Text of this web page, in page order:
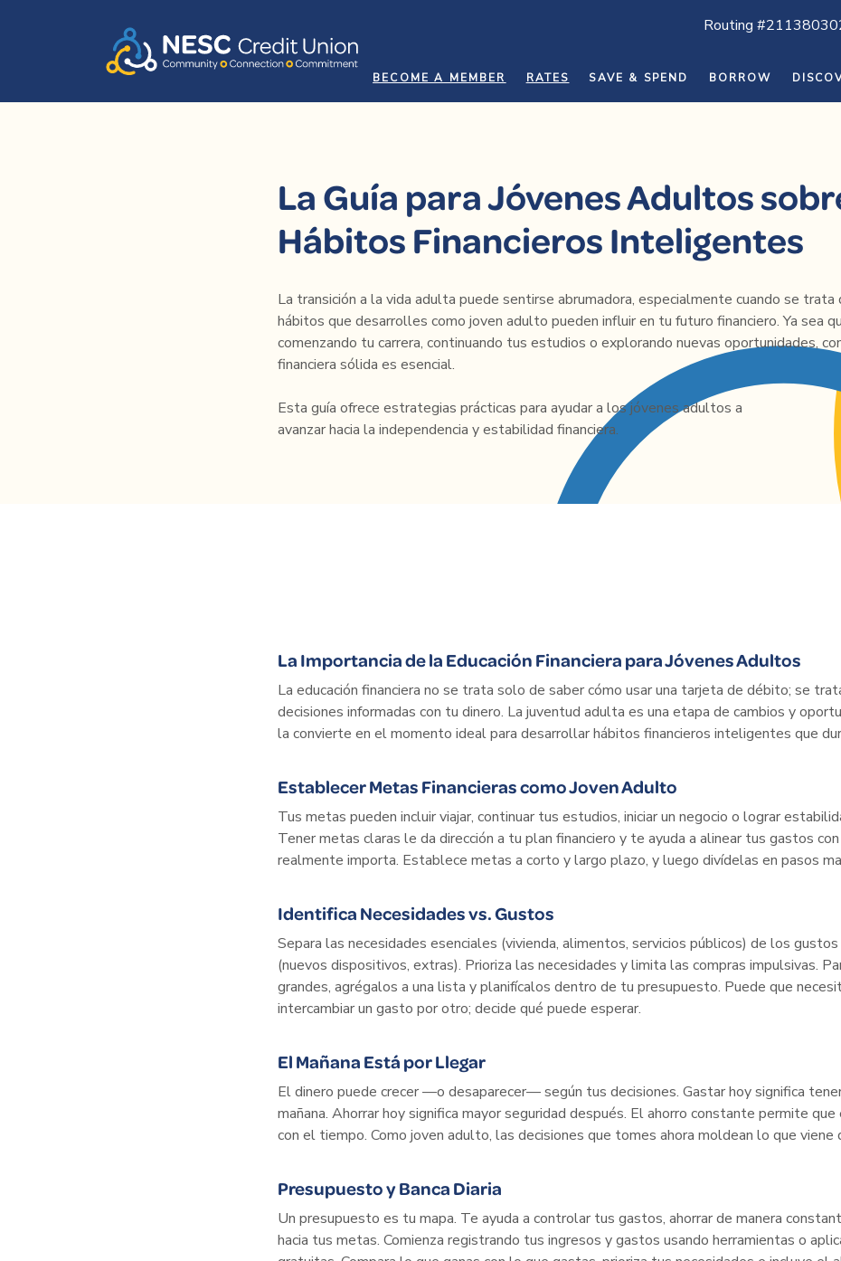
Routing
BECOME A MEMBER RATES SAVE & SPEND BORROW
La Guía para Jóvenes Adultos
Hábitos Financieros Inteligentes
La transición a la vida adulta puede sentirse abrumadora, especialmente cuando se trata
hábitos que desarrolles como joven adulto pueden influir en tu futuro financiero. Ya sea
comenzando tu carrera, continuando tus estudios o explorando nuevas oportunidades,
financiera sólida es esencial.
Esta guía ofrece estrategias prácticas para ayudar a los jóvenes adultos a
avanzar hacia la independencia y estabilidad financiera.
La Importancia de la Educación Financiera para Jóvenes Adultos
La educación financiera no se trata solo de saber cómo usar una tarjeta de débito; se
decisiones informadas con tu dinero. La juventud adulta es una etapa de cambios y
la convierte en el momento ideal para desarrollar hábitos financieros inteligentes que
Establecer Metas Financieras como Joven Adulto
Tus metas pueden incluir viajar, continuar tus estudios, iniciar un negocio o lograr
Tener metas claras le da dirección a tu plan financiero y te ayuda a alinear tus gastos
realmente importa. Establece metas a corto y largo plazo, y luego divídelas en pasos
Identifica Necesidades vs. Gustos
Separa las necesidades esenciales (vivienda, alimentos, servicios públicos) de los
(nuevos dispositivos, extras). Prioriza las necesidades y limita las compras impulsivas.
grandes, agrégalos a una lista y planifícalos dentro de tu presupuesto. Puede que
intercambiar un gasto por otro; decide qué puede esperar.
El Mañana Está por Llegar
El dinero puede crecer —o desaparecer— según tus decisiones. Gastar hoy significa
mañana. Ahorrar hoy significa mayor seguridad después. El ahorro constante permite que
con el tiempo. Como joven adulto, las decisiones que tomes ahora moldean lo que viene
Presupuesto y Banca Diaria
Un presupuesto es tu mapa. Te ayuda a controlar tus gastos, ahorrar de manera
hacia tus metas. Comienza registrando tus ingresos y gastos usando herramientas o